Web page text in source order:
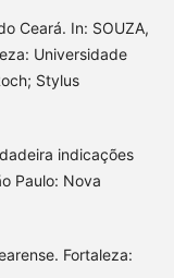
Ceará. In: SOUZA,
Universidade
Stylus
indicações
Paulo: Nova
Fortaleza: